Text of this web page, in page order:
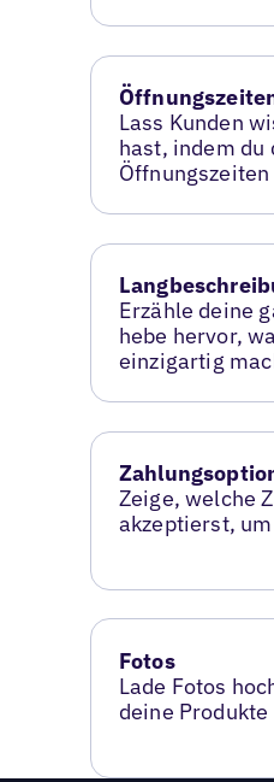
Lass Kunden
hast, indem du
Erzähle deine
hebe hervor,
einzigartig
Zeige, welche
akzeptierst,
Fotos
Lade Fotos
deine